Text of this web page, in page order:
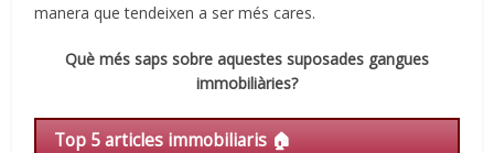
manera que tendeixen a ser més cares.
Què més saps sobre aquestes suposades gangues
immobiliàries?
Top 5 articles immobiliaris 🏠